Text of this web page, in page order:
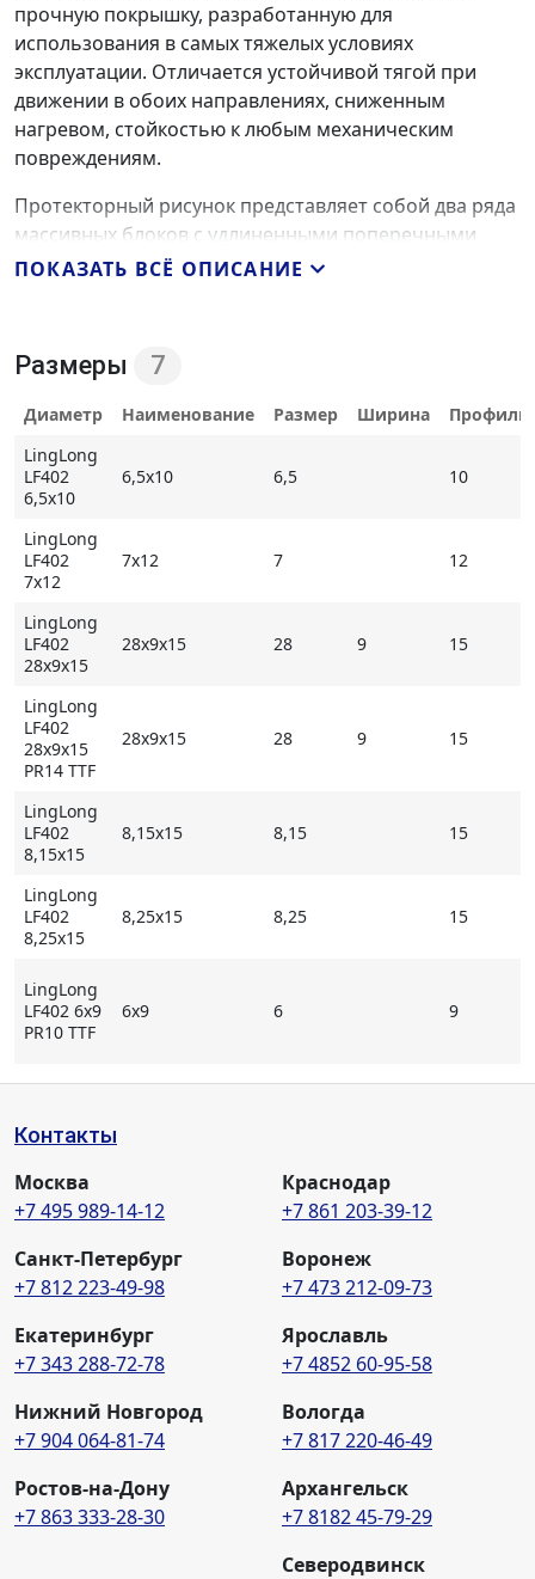
прочную покрышку, разработанную для
использования в самых тяжелых условиях
эксплуатации. Отличается устойчивой тягой при
движении в обоих направлениях, сниженным
нагревом, стойкостью к любым механическим
повреждениям.
Протекторный рисунок представляет собой два ряда
массивных блоков с удлиненными поперечными
краями. В сочетании с увеличенной глубиной
центральной части элементы частично
перекрывают друг друга и соединены между собой
специальным усилительным ребром. Это снижает
препятствуя образованию разрывов и трещин
вследствие чрезмерной нагрузки на шину.
Основные особенности LingLong LF402
- удлиненные поперечные кромки и значительные
пустоты между блоками обеспечивают отличную
тягу на грунтовом покрытии;
- специальное усилительное ребро между блоками в
центральной части снижает нагрев шины при
длительном движении на большой скорости,
препятствует возникновению в протекторе
разрывов;
- оптимизированная резиновая смесь, чрезвычайно
устойчивая к сколам, истиранию и растрескиванию
* Внимание: летние шины не российского
происхождения могут быть промаркированы
Купить LingLong LF402 на Мосавтошине
ПОКАЗАТЬ ВСЁ ОПИСАНИЕ
Размеры 7
Диаметр Наименование Размер Ширина
Профиль
LingLong
LF402
6,5x10
6,5x10 6,5 10
LingLong
LF402
7x12
7x12 7 12
LingLong
LF402
28x9x15
28x9x15 28 9 15
LingLong
LF402
28x9x15
PR14 TTF
28x9x15 28 9 15
LingLong
LF402
8,15x15
8,15x15 8,15 15
LingLong
LF402
8,25x15
8,25x15 8,25 15
LingLong
LF402 6x9
PR10 TTF
6x9 6 9
Контакты
Москва
+7 495 989-14-12
Санкт-Петербург
+7 812 223-49-98
Екатеринбург
+7 343 288-72-78
Нижний Новгород
+7 904 064-81-74
Ростов-на-Дону
+7 863 333-28-30
Краснодар
+7 861 203-39-12
Воронеж
+7 473 212-09-73
Ярославль
+7 4852 60-95-58
Вологда
+7 817 220-46-49
Архангельск
+7 8182 45-79-29
Северодвинск